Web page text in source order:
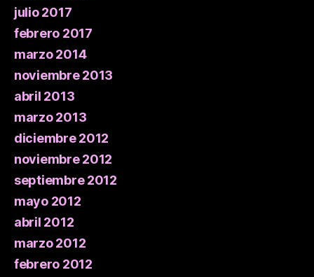
julio 2017
febrero 2017
marzo 2014
noviembre 2013
abril 2013
marzo 2013
diciembre 2012
noviembre 2012
septiembre 2012
mayo 2012
abril 2012
marzo 2012
febrero 2012